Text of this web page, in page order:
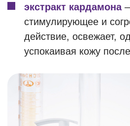
экстракт кардамона—
стимулирующее и
действие, освежает,
успокаивая кожу